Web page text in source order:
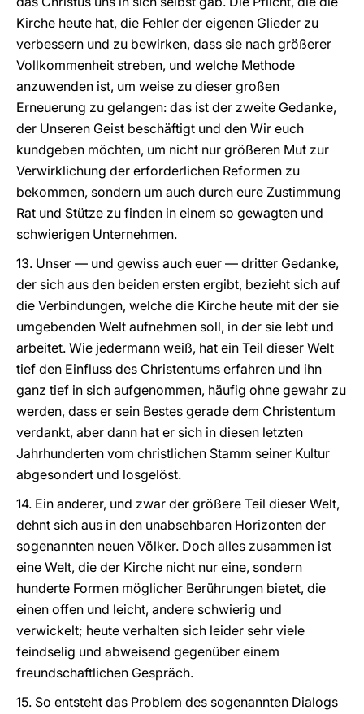
Kirche heute hat, die Fehler der eigenen Glieder zu
verbessern und zu bewirken, dass sie nach größerer
Vollkommenheit streben, und welche Methode
anzuwenden ist, um weise zu dieser großen
Erneuerung zu gelangen: das ist der zweite Gedanke,
der Unseren Geist beschäftigt und den Wir euch
kundgeben möchten, um nicht nur größeren Mut zur
Verwirklichung der erforderlichen Reformen zu
bekommen, sondern um auch durch eure Zustimmung
Rat und Stütze zu finden in einem so gewagten und
schwierigen Unternehmen.
13. Unser — und gewiss auch euer — dritter Gedanke,
der sich aus den beiden ersten ergibt, bezieht sich auf
die Verbindungen, welche die Kirche heute mit der sie
umgebenden Welt aufnehmen soll, in der sie lebt und
arbeitet. Wie jedermann weiß, hat ein Teil dieser Welt
tief den Einfluss des Christentums erfahren und ihn
ganz tief in sich aufgenommen, häufig ohne gewahr zu
werden, dass er sein Bestes gerade dem Christentum
verdankt, aber dann hat er sich in diesen letzten
Jahrhunderten vom christlichen Stamm seiner Kultur
abgesondert und losgelöst.
14. Ein anderer, und zwar der größere Teil dieser Welt,
dehnt sich aus in den unabsehbaren Horizonten der
sogenannten neuen Völker. Doch alles zusammen ist
eine Welt, die der Kirche nicht nur eine, sondern
hunderte Formen möglicher Berührungen bietet, die
einen offen und leicht, andere schwierig und
verwickelt; heute verhalten sich leider sehr viele
feindselig und abweisend gegenüber einem
freundschaftlichen Gespräch.
15. So entsteht das Problem des sogenannten Dialogs